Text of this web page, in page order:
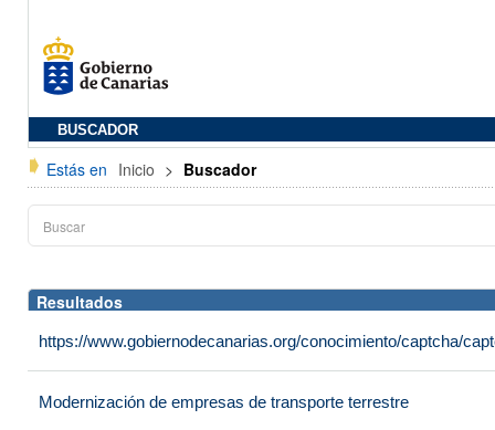
BUSCADOR
Estás en Inicio > Buscador
Resultados
https://www.gobiernodecanarias.org/conocimiento/captcha/
Modernización de empresas de transporte terrestre